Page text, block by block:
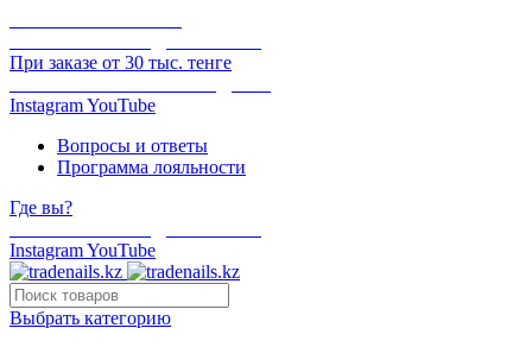
При заказе от 30 тыс. тенге
InstagramYouTube
Вопросы и ответы
Программа лояльности
Где вы?
InstagramYouTube
Выбрать категорию